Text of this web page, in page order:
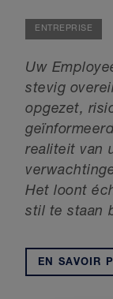
ENTREPRISE
Uw
stevig
opgezet,
realiteit van
Het loont
stil te staan
EN SAVOIR